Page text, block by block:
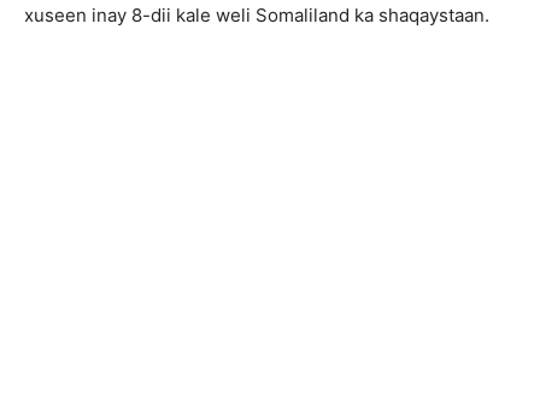
xuseen inay 8-dii kale weli Somaliland ka shaqaystaan.